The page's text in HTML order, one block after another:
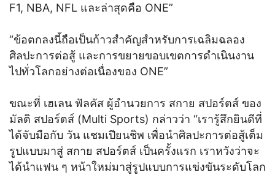
F1, NBA, NFL และล่าสุดคือ ONE”
“ข้อตกลงนี้ถือเป็นก้าวสำคัญสำหรับการเฉลิมฉลอง
ศิลปะการต่อสู้ และการขยายขอบเขตการดำเนินงาน
ไปทั่วโลกอย่างต่อเนื่องของ ONE”
ขณะที่ เฮเลน ฟัลคัส ผู้อำนวยการ สกาย สปอร์ตส์ ของ
มัลติ สปอร์ตส์ (Multi Sports) กล่าวว่า “เรารู้สึกยินดีที่
ได้จับมือกับ วัน แชมเปียนชิพ เพื่อนำศิลปะการต่อสู้เต็ม
รูปแบบมาสู่ สกาย สปอร์ตส์ เป็นครั้งแรก เราหวังว่าจะ
ได้นำแฟน ๆ หน้าใหม่มาสู่รูปแบบการแข่งขันระดับโลก